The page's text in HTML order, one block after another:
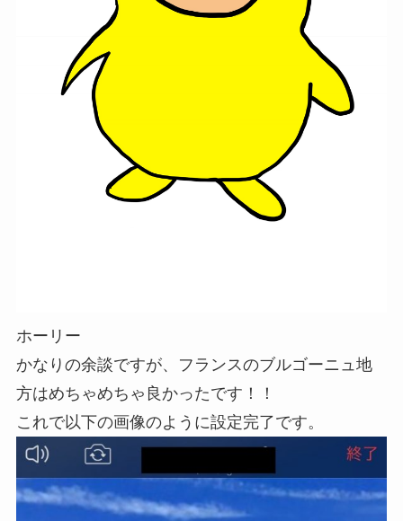
ホーリー
かなりの余談ですが、フランスのブルゴーニュ地
方はめちゃめちゃ良かったです！！
これで以下の画像のように設定完了です。